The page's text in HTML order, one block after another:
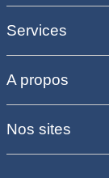
Services
A propos
Nos sites